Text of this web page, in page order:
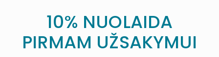
10% NUOLAIDA
PIRMAM UŽSAKYMUI